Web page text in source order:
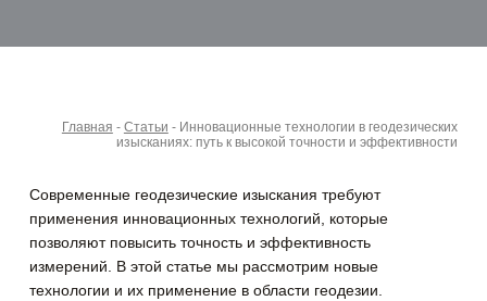
Главная - Статьи - Инновационные технологии в геодезических
изысканиях: путь к высокой точности и эффективности
Современные геодезические изыскания требуют
применения инновационных технологий, которые
позволяют повысить точность и эффективность
измерений.
В этой статье мы рассмотрим новые
технологии и их применение в области геодезии.